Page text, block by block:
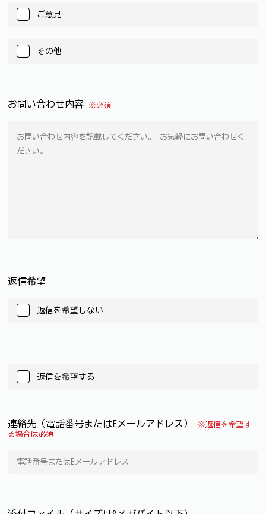
ご意見
その他
お問い合わせ内容 ※必須
返信希望
返信を希望しない
返信を希望する
連絡先（電話番号またはEメールアドレス）
※返信を希望す
る場合は必須